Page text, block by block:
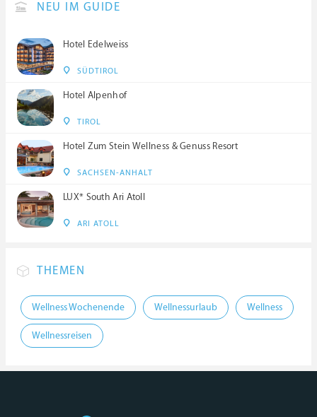
NEU IM GUIDE
Hotel Edelweiss
SÜDTIROL
Hotel Alpenhof
TIROL
Hotel Zum Stein Wellness & Genuss Resort
SACHSEN-ANHALT
LUX* South Ari Atoll
ARI ATOLL
THEMEN
Wellness Wochenende Wellnessurlaub Wellness
Wellnessreisen